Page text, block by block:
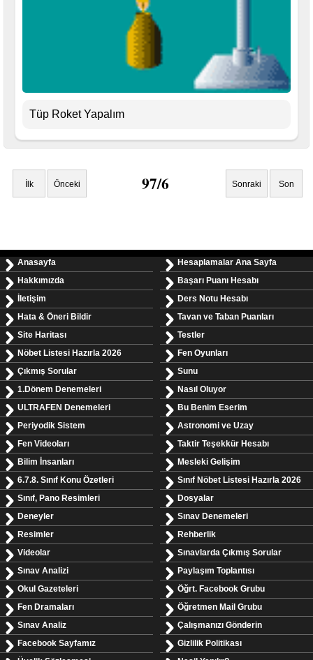
Tüp Roket Yapalım
İlk Önceki 97/6 Sonraki Son
Anasayfa
Hakkımızda
İletişim
Hata & Öneri Bildir
Site Haritası
Nöbet Listesi Hazırla 2026
Çıkmış Sorular
1.Dönem Denemeleri
ULTRAFEN Denemeleri
Periyodik Sistem
Fen Videoları
Bilim İnsanları
6.7.8. Sınıf Konu Özetleri
Sınıf, Pano Resimleri
Deneyler
Resimler
Videolar
Sınav Analizi
Okul Gazeteleri
Fen Dramaları
Sınav Analiz
Facebook Sayfamız
Hesaplamalar Ana Sayfa
Başarı Puanı Hesabı
Ders Notu Hesabı
Tavan ve Taban Puanları
Testler
Fen Oyunları
Sunu
Nasıl Oluyor
Bu Benim Eserim
Astronomi ve Uzay
Taktir Teşekkür Hesabı
Mesleki Gelişim
Sınıf Nöbet Listesi Hazırla 2026
Dosyalar
Sınav Denemeleri
Rehberlik
Sınavlarda Çıkmış Sorular
Paylaşım Toplantısı
Öğrt. Facebook Grubu
Öğretmen Mail Grubu
Çalışmanızı Gönderin
Gizlilik Politikası